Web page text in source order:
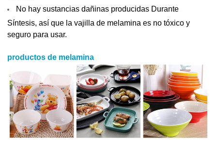
No hay sustancias dañinas producidas Durante
Síntesis, así que la vajilla de melamina es no tóxico y
seguro para usar.
productos de melamina